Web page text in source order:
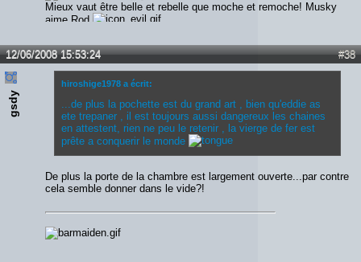
Mieux vaut être belle et rebelle que moche et remoche! Musky
aime Rod
#38
12/06/2008 15:53:24
gsdy
hiroshige1978 a écrit:
...de plus la pochette est du grand art , bien qu'eddie as
ete trepaner , il est toujours aussi dangereux les chaines
en attestent, rien ne peu le retenir , la vierge de fer est
prête a conquerir le monde
De plus la porte de la chambre est largement ouverte...par contre
cela semble donner dans le vide?!